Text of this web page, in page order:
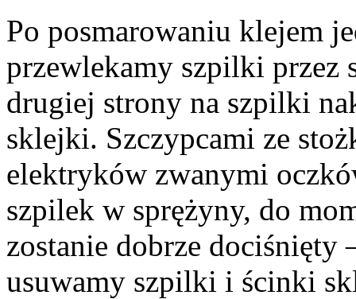
Po posmarowaniu klejem
przewlekamy szpilki przez
drugiej strony na szpilki
sklejki. Szczypcami ze
elektryków zwanymi
szpilek w sprężyny, do
zostanie dobrze dociśnięty
usuwamy szpilki i ścinki